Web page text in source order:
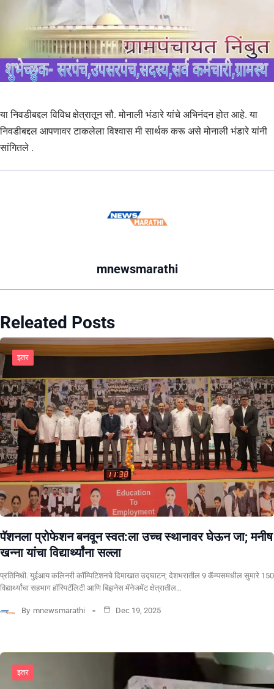
या निवडीबद्दल विविध क्षेत्रातून सौ. मोनाली भंडारे यांचे अभिनंदन होत आहे. या
निवडीबद्दल आपणावर टाकलेला विश्वास मी सार्थक करू असे मोनाली भंडारे यांनी
सांगितले .
mnewsmarathi
Releated Posts
इतर
पॅशनला प्रोफेशन बनवून स्वत:ला उच्च स्थानावर घेऊन जा; मनीष
खन्ना यांचा विद्यार्थ्यांना सल्ला
प्रतिनिधी. युईआय कलिनरी कॉम्पिटिशनचे दिमाखात उद्घाटन; देशभरातील 9 कॅम्पसमधील सुमारे 150
विद्यार्थ्यांचा सहभाग हॉस्पिटॅलिटी आणि बिझनेस मॅनेजमेंट क्षेत्रातील…
By mnewsmarathi Dec 19, 2025
इतर